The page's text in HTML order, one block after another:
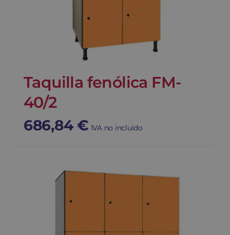
Taquilla fenólica FM-
40/2
686,84 € IVA no incluido